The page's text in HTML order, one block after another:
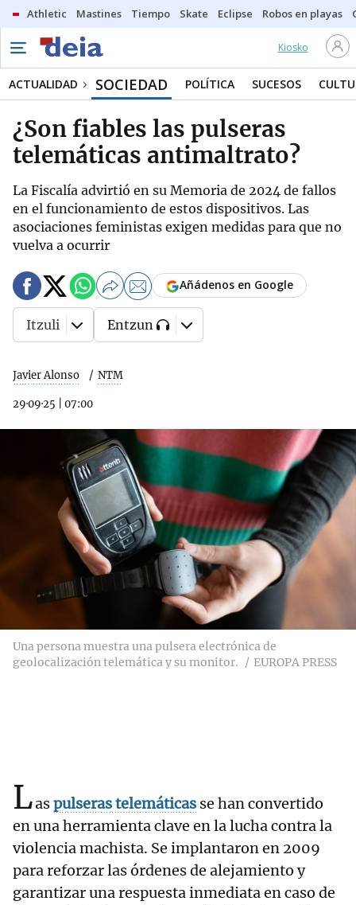
Athletic Mastines Tiempo Skate Eclipse Robos en playas
Kiosko
ACTUALIDAD SOCIEDAD POLÍTICA SUCESOS
¿Son fiables las pulseras
telemáticas antimaltrato?
La Fiscalía advirtió en su Memoria de 2024 de fallos
en el funcionamiento de estos dispositivos. Las
asociaciones feministas exigen medidas para que no
vuelva a ocurrir
Javier Alonso NTM
29·09·25 07:00
Añádenos en Google
Itzuli Entzun
Una persona muestra una pulsera electrónica de
geolocalización telemática y su monitor.
EUROPA PRESS
Laspulseras telemáticas se han convertido
en una herramienta clave en la lucha contra la
violencia machista. Se implantaron en 2009
para reforzar las órdenes de alejamiento y
garantizar una respuesta inmediata en caso de